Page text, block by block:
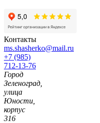
Контакты
ms.shasherko@mail.ru
+7 (985)
712-13-76
Город
Зеленоград,
улица
Юности,
корпус
316